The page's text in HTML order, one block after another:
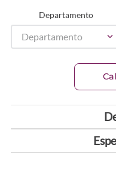
Departamento
Departamento